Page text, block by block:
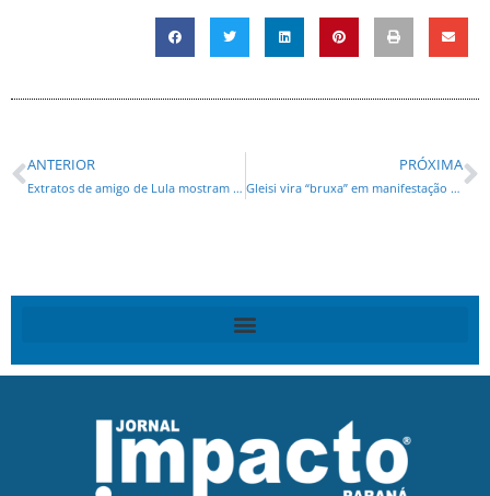
ANTERIOR
Extratos de amigo de Lula mostram “empréstimo” de operador de propinas
PRÓXIMA
Gleisi vira “bruxa” em manifestação diante de apartamento de luxo construído por empreiteira do Petrolão